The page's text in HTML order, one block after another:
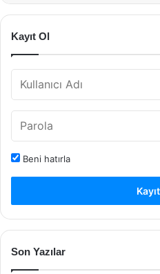
Kayıt Ol
Beni hatırla
Son Yazılar